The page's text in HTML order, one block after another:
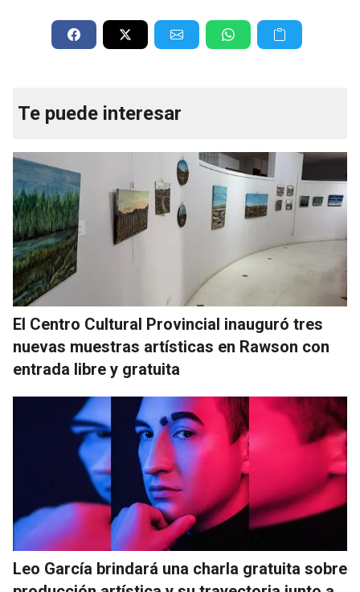
Te puede interesar
El Centro Cultural Provincial inauguró tres
nuevas muestras artísticas en Rawson con
entrada libre y gratuita
Leo García brindará una charla gratuita sobre